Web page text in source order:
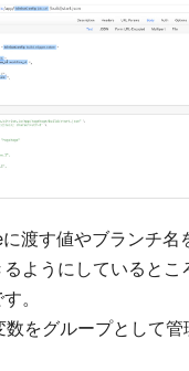
渡す値やブランチ名
ようにしているとこ
。
数をグループとして